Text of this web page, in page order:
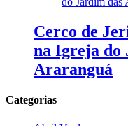
Cerco de
na Igreja do
Araranguá
Categorias